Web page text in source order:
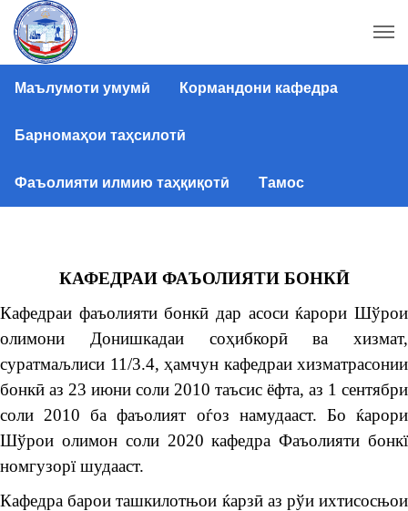
Маълумоти умумӣ Кормандони кафедра
Барномаҳои таҳсилотӣ
Фаъолияти илмию таҳқиқотӣ Тамос
КАФЕДРАИ ФАЪОЛИЯТИ БОНКӢ
Кафедраи фаъолияти бонкӣ дар асоси ќарори Шўрои
олимони Донишкадаи соҳибкорӣ ва хизмат,
суратмаљлиси 11/3.4, ҳамчун кафедраи хизматрасонии
бонкӣ аз 23 июни соли 2010 таъсис ёфта, аз 1 сентябри
соли 2010 ба фаъолият оѓоз намудааст. Бо ќарори
Шўрои олимон соли 2020 кафедра Фаъолияти бонкї
номгузорї шудааст.
Кафедра барои ташкилотњои ќарзӣ аз рўи ихтисосњои